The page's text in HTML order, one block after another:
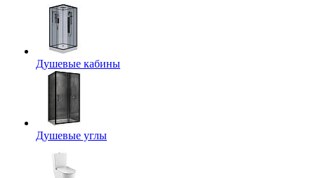
Душевые кабины
Душевые углы